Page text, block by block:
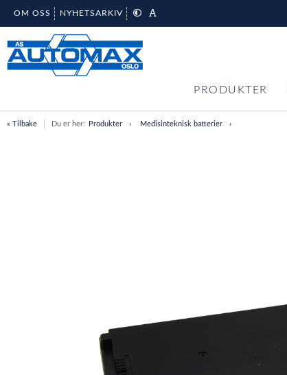
OM OSS NYHETSARKIV
PRODUKTER
« Tilbake Du er her: Produkter Medisinteknisk batterier